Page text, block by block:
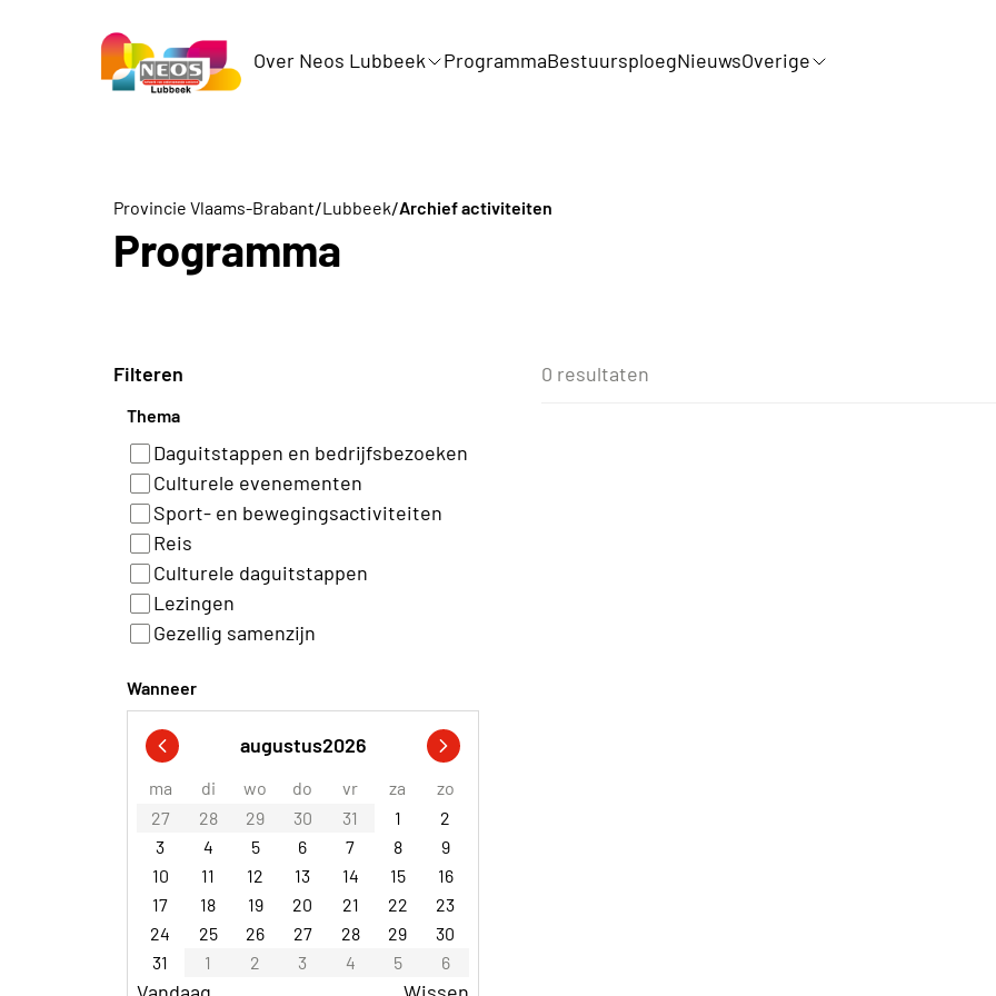
Over Neos Lubbeek ProgrammaBestuursploegNieuwsOverige
Provincie Vlaams-Brabant/Lubbeek/Archief activiteiten
Programma
Filteren
Thema
Daguitstappen en bedrijfsbezoeken
Culturele evenementen
Sport- en bewegingsactiviteiten
Reis
Culturele daguitstappen
Lezingen
Gezellig samenzijn
Wanneer
augustus2026
ma di wo do vr za
zo
27
28 29 30 31 1
2
3
4 5 6 7 8
9
10
11 12 13 14 15
16
17
18 19 20 21 22
23
24
25 26 27 28 29
30
31
1 2 3 4 5 6
0 resultaten